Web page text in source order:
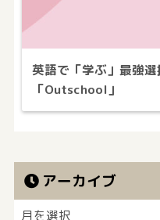
英語で「学ぶ」最強
「Outschool」
アーカイブ